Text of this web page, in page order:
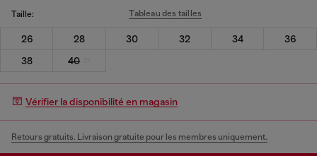
Taille: Tableau des tailles
26 28 30 32 34
36
38
40
Vérifier la disponibilité en magasin
Retours gratuits. Livraison gratuite pour les membres uniquement.